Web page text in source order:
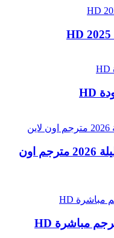
فيلم الكلام على إيه؟!: أول ليلة 2026 مترجم اون